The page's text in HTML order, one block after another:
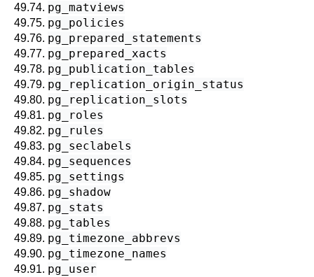
49.74. pg_matviews
49.75. pg_policies
49.76. pg_prepared_statements
49.77. pg_prepared_xacts
49.78. pg_publication_tables
49.79. pg_replication_origin_status
49.80. pg_replication_slots
49.81. pg_roles
49.82. pg_rules
49.83. pg_seclabels
49.84. pg_sequences
49.85. pg_settings
49.86. pg_shadow
49.87. pg_stats
49.88. pg_tables
49.89. pg_timezone_abbrevs
49.90. pg_timezone_names
49.91. pg_user